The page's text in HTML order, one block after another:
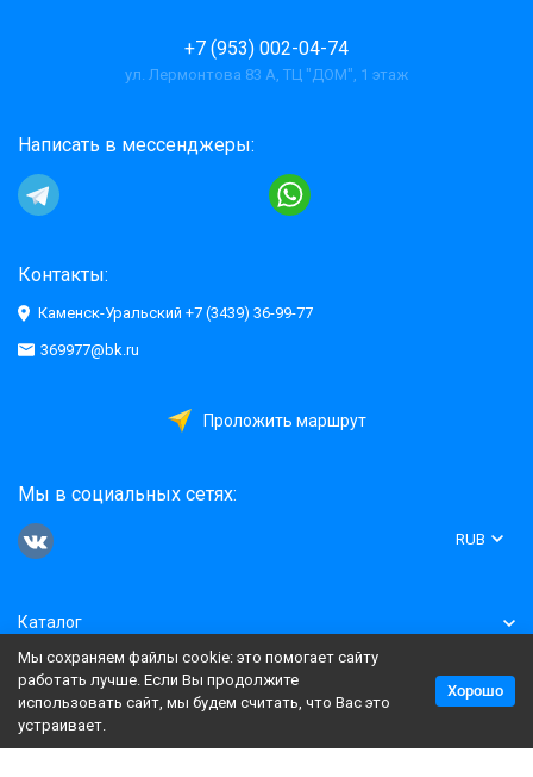
+7 (953) 002-04-74
ул. Лермонтова 83 А, ТЦ "ДОМ", 1 этаж
Написать в мессенджеры:
Контакты:
Каменск-Уральский +7 (3439) 36-99-77
369977@bk.ru
Проложить маршрут
Мы в социальных сетях:
RUB
Каталог
Информация
Политика персональных данных Карта сайта
Мы сохраняем файлы cookie: это помогает сайту
работать лучше. Если Вы продолжите
использовать сайт, мы будем считать, что Вас это
устраивает.
Хорошо